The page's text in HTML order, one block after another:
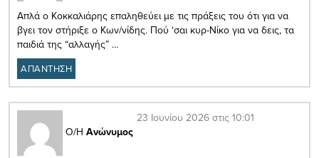
Απλά ο Κοκκαλιάρης επαληθεύει με τις πράξεις του ότι για να
βγει τον στήριξε ο Κων/νίδης. Πού ‘σαι κυρ-Νίκο για να δεις, τα
παιδιά της “αλλαγής” …
ΑΠΑΝΤΗΣΗ
Ο/Η Ανώνυμος
23 Ιουνίου 2026 στις 10:01